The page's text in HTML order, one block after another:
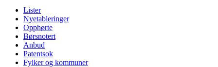
Lister
Nyetableringer
Opphørte
Børsnotert
Anbud
Patentsok
Fylker og kommuner